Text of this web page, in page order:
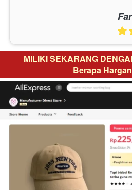
MILIKI SEKARANG
Berapa